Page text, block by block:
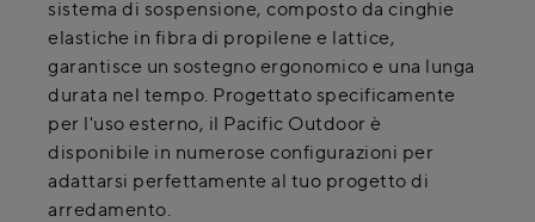
sistema di sospensione, composto da cinghie
elastiche in fibra di propilene e lattice,
garantisce un sostegno ergonomico e una lunga
durata nel tempo. Progettato specificamente
per l'uso esterno, il Pacific Outdoor è
disponibile in numerose configurazioni per
adattarsi perfettamente al tuo progetto di
arredamento.